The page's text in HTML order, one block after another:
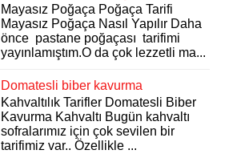
Mayasız Poğaça Poğaça Tarifi
Mayasız Poğaça Nasıl Yapılır Daha
önce pastane poğaçası tarifimi
yayınlamıştım.O da çok lezzetli ma...
Domatesli biber kavurma
Kahvaltılık Tarifler Domatesli Biber
Kavurma Kahvaltı Bugün kahvaltı
sofralarımız için çok sevilen bir
tarifimiz var.. Özellikle ...